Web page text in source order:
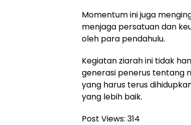
Momentum ini juga
menjaga persatuan dan
oleh para pendahulu.
Kegiatan ziarah ini tidak
generasi penerus tentang
yang harus terus
yang lebih baik.
Post Views: 314